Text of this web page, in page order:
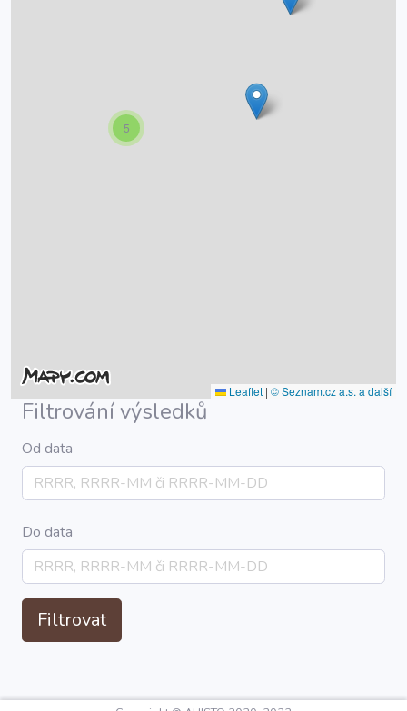
5
Leaflet | © Seznam.cz a.s. a další
Filtrování výsledků
Od data
Do data
Filtrovat